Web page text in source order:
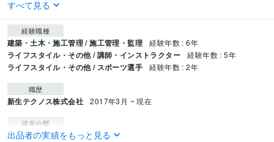
すべて見る
経験職種
建築・土木・施工管理 / 施工管理・監理 経験年数 : 6年
ライフスタイル・その他 / 講師・インストラクター 経験年数 : 5年
ライフスタイル・その他 / スポーツ選手 経験年数 : 2年
職歴
新生テクノス株式会社 2017年3月 ~ 現在
得意分野
住まい・美容・生活相談 トレーニング
出品者の実績をもっと見る